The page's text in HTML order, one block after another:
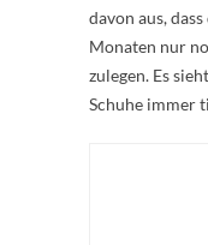
davon aus,
Monaten nur
zulegen. Es
Schuhe immer